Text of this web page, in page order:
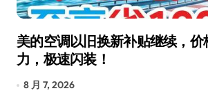
追觅清洁电器全球累计出货量破
4000万台，技术创新驱动多品类
长
8 月 6, 2026